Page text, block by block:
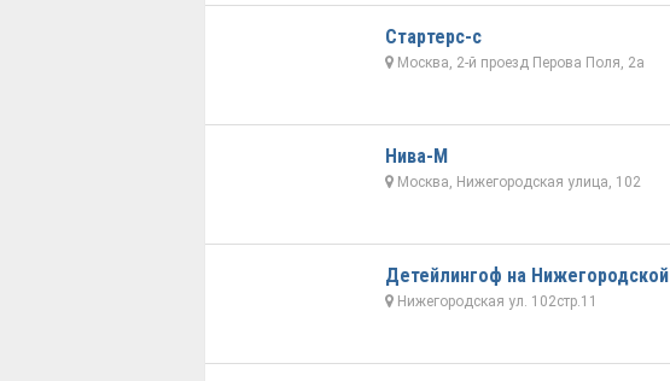
Стартерс-с
Москва, 2-й проезд Перова Поля, 2а
Нива-М
Москва, Нижегородская улица, 102
Детейлингоф на Нижегородской
Нижегородская ул. 102стр.11